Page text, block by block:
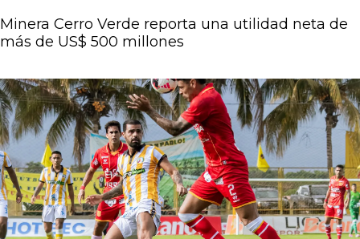
Minera Cerro Verde reporta una utilidad neta de
más de US$ 500 millones